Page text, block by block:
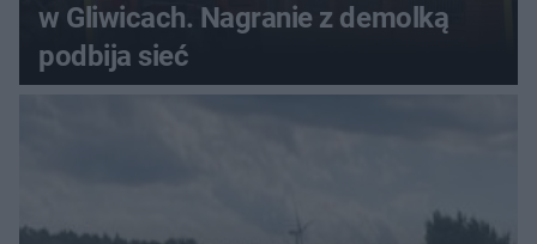
w Gliwicach. Nagranie z demolką
podbija sieć